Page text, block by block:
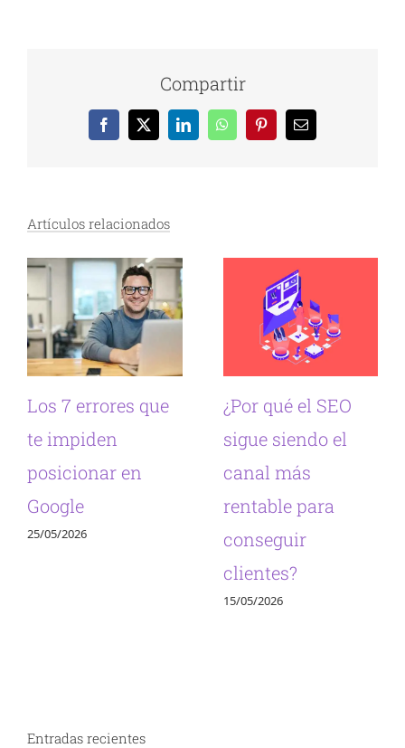
Compartir
Facebook
X LinkedInWhatsAppPinterestCorreo
electrónico
Artículos relacionados
Los 7 errores que
te impiden
posicionar en
Google
25/05/2026
¿Por qué el SEO
sigue siendo el
canal más
rentable para
conseguir
clientes?
15/05/2026
Entradas recientes